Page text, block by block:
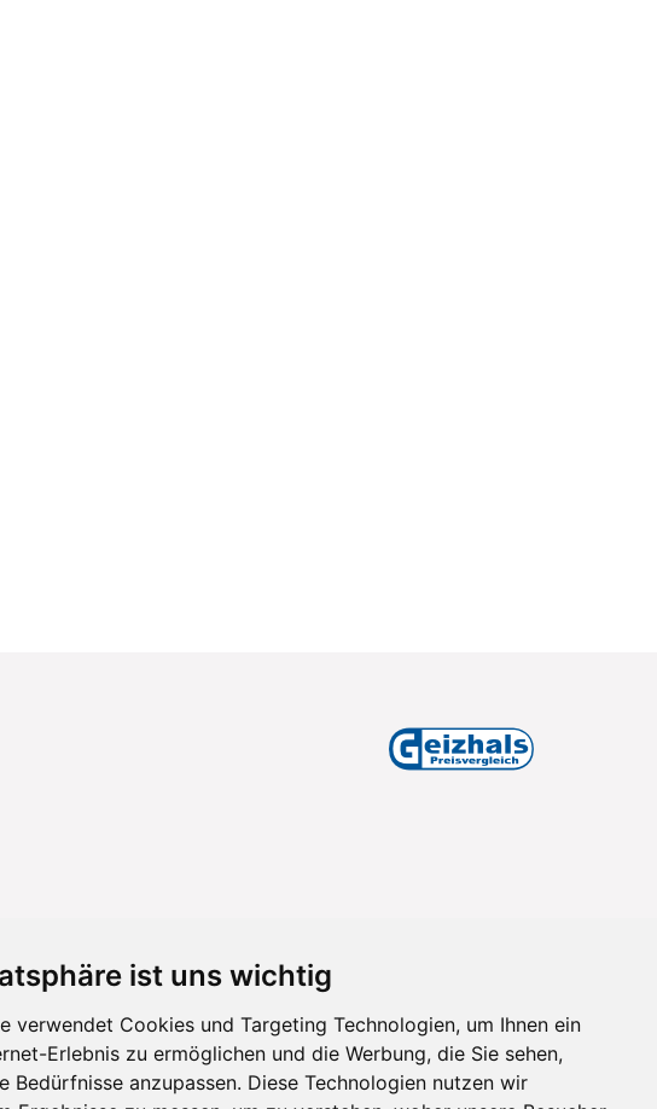
ist uns wichtig
verwendet Cookies und Targeting Technologien, um Ihnen ein
Erlebnis zu ermöglichen und die Werbung, die Sie sehen,
Bedürfnisse anzupassen. Diese Technologien nutzen wir